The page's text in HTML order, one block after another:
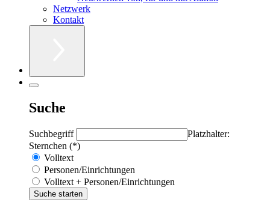
Netzwerk
Kontakt
Suche
Suchbegriff
Platzhalter:
Sternchen (*)
Volltext
Personen/Einrichtungen
Volltext + Personen/Einrichtungen